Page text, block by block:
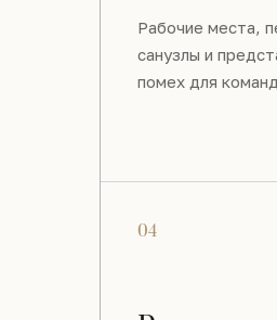
Рабочие места,
санузлы и
помех для
04